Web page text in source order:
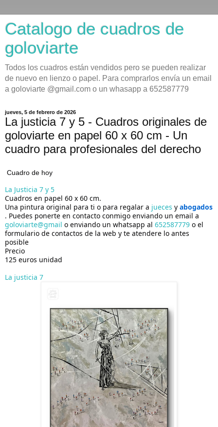
Catalogo de cuadros de
goloviarte
Todos los cuadros están vendidos pero se pueden realizar
de nuevo en lienzo o papel. Para comprarlos envía un email
a goloviarte @gmail.com o un whasapp a 652587779
jueves, 5 de febrero de 2026
La justicia 7 y 5 - Cuadros originales de
goloviarte en papel 60 x 60 cm - Un
cuadro para profesionales del derecho
Cuadro de hoy
La Justicia 7 y 5
Cuadros en papel 60 x 60 cm.
Una pintura original para ti o para regalar a jueces y abogados
. Puedes ponerte en contacto conmigo enviando un email a
goloviarte@gmail o enviando un whatsapp al 652587779 o el
formulario de contactos de la web y te atendere lo antes
posible
Precio
125 euros unidad
La justicia 7